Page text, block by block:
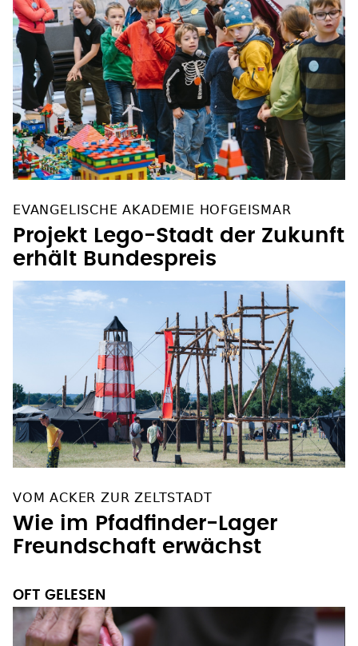
EVANGELISCHE AKADEMIE HOFGEISMAR
Projekt Lego-Stadt der Zukunft
erhält Bundespreis
VOM ACKER ZUR ZELTSTADT
Wie im Pfadfinder-Lager
OFT GELESEN